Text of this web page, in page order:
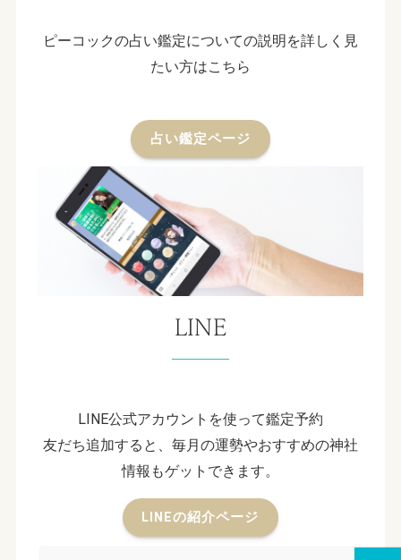
ピーコックの占い鑑定についての説明を詳しく見
たい方はこちら
占い鑑定ページ
LINE
LINE公式アカウントを使って鑑定予約
友だち追加すると、毎月の運勢やおすすめの神社
情報もゲットできます。
LINEの紹介ページ